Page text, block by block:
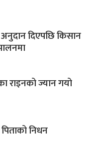
दिएपछि किसान
राइनको ज्यान गयो
निधन